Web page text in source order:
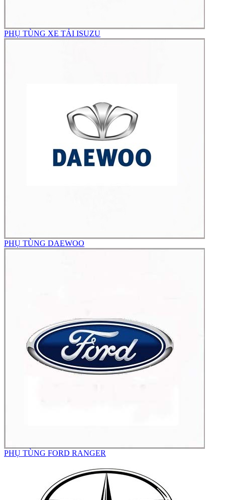
PHỤ TÙNG XE TẢI ISUZU
PHỤ TÙNG DAEWOO
PHỤ TÙNG FORD RANGER